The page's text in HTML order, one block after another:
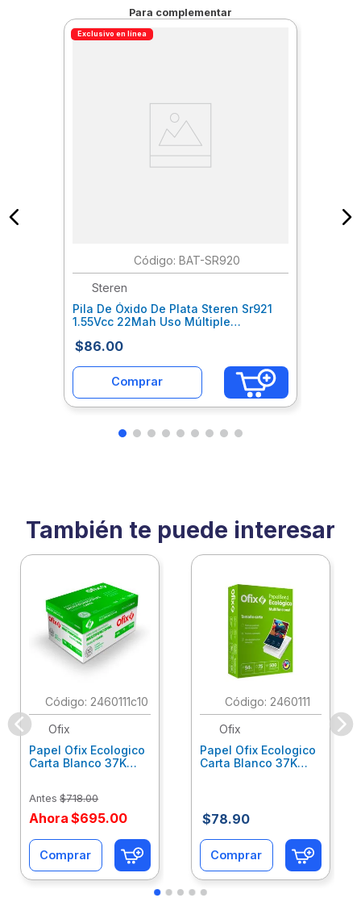
Para complementar
Exclusivo en línea
: BAT-SR920
Steren
Pila De Óxido De Plata Steren Sr921
1.55Vcc 22Mah Uso Múltiple
$86.00
Comprar
También te puede interesar
: 2460111c10
Ofix
Papel Ofix Ecologico
Carta Blanco 37K
Antes $718.00
Ahora $695.00
Comprar
: 2460111
Ofix
Papel Ofix Ecologico
Carta Blanco 37K
$78.90
Comprar